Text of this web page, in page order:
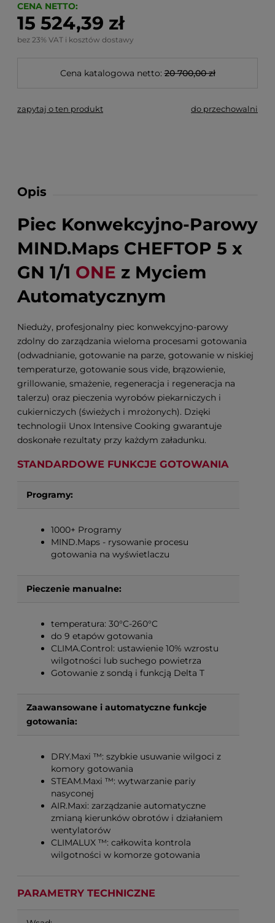
CENA NETTO:
15 524,39 zł
bez 23% VAT i kosztów dostawy
Cena katalogowa netto: 20 700,00 zł
zapytaj o ten produkt do przechowalni
Opis
Piec Konwekcyjno-Parowy
MIND.Maps CHEFTOP 5 x
GN 1/1 ONE z Myciem
Automatycznym
Nieduży, profesjonalny piec konwekcyjno-parowy
zdolny do zarządzania wieloma procesami gotowania
(odwadnianie, gotowanie na parze, gotowanie w niskiej
temperaturze, gotowanie sous vide, brązowienie,
grillowanie, smażenie, regeneracja i regeneracja na
talerzu) oraz pieczenia wyrobów piekarniczych i
cukierniczych (świeżych i mrożonych). Dzięki
technologii Unox Intensive Cooking gwarantuje
doskonałe rezultaty przy każdym załadunku.
STANDARDOWE FUNKCJE GOTOWANIA
Programy:
1000+ Programy
MIND.Maps - rysowanie procesu
gotowania na wyświetlaczu
Pieczenie manualne:
temperatura: 30°C-260°C
do 9 etapów gotowania
CLIMA.Control: ustawienie 10% wzrostu
wilgotności lub suchego powietrza
Gotowanie z sondą i funkcją Delta T
Zaawansowane i automatyczne funkcje
gotowania:
DRY.Maxi ™: szybkie usuwanie wilgoci z
komory gotowania
STEAM.Maxi ™: wytwarzanie pariy
nasyconej
AIR.Maxi: zarządzanie automatyczne
zmianą kierunków obrotów i działaniem
wentylatorów
CLIMALUX ™: całkowita kontrola
wilgotności w komorze gotowania
PARAMETRY TECHNICZNE